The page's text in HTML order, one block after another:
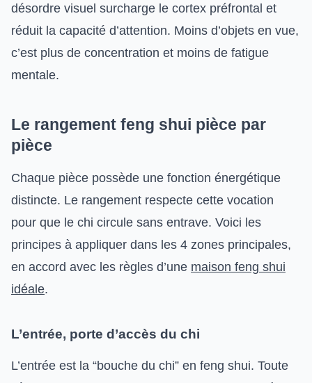
désordre visuel surcharge le cortex préfrontal et
réduit la capacité d’attention. Moins d’objets en vue,
c’est plus de concentration et moins de fatigue
mentale.
Le rangement feng shui pièce par
pièce
Chaque pièce possède une fonction énergétique
distincte. Le rangement respecte cette vocation
pour que le chi circule sans entrave. Voici les
principes à appliquer dans les 4 zones principales,
en accord avec les règles d’une maison feng shui
idéale.
L’entrée, porte d’accès du chi
L’entrée est la “bouche du chi” en feng shui. Toute